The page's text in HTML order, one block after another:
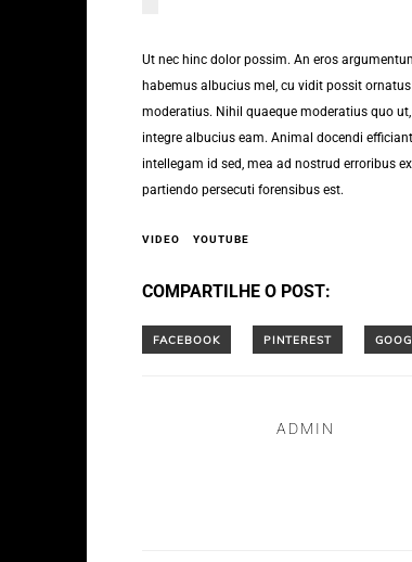
Ut nec hinc dolor possim. An eros
habemus albucius mel, cu vidit possit
moderatius. Nihil quaeque moderatius quo
integre albucius eam. Animal docendi
intellegam id sed, mea ad nostrud erroribus
partiendo persecuti forensibus est.
VIDEO YOUTUBE
COMPARTILHE O POST:
ADMIN